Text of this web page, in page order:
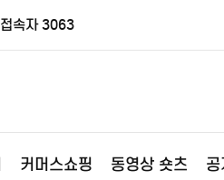
접속자 3063
커머스쇼핑 동영상 숏츠